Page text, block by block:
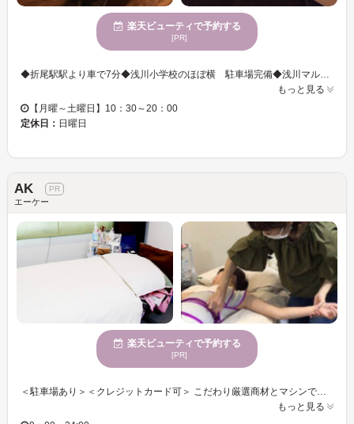
楽天ビューティで予約する
[PR]
◆折尾駅駅より車で7分◆浅川小学校のほぼ横 駐車場完備◆浅川マルショクの真裏◆大人のためのエステサロン『aphrodite』全身リンパケアコースやスリミングコース、お悩み別に選べるフェイシャルケアなど、贅沢なオールハンドのトリートメントを体感できる贅沢なサロンです。完全個室のプライベート空間は、アットホームな雰囲気で、リラックスできる◎上質ケアをプチプライスで、ずっと綺麗のお手伝い♪
もっと見る
【月曜～土曜日】10：30～20：00
定休日： 日曜日
AK
エーケー
楽天ビューティで予約する
[PR]
＜駐車場あり＞＜クレジットカード可＞ こだわり厳選商材とマシンでお客様のキレイをプロデュース♪ 知識・技術共に実力のあるスタッフがお客様を内面的・外面的に全力でサポートします◎ 《フェイシャル コラーゲン生成》心を込めた丁寧な施術で、トラブルのない美肌へ導きます♪ ぜひ＜AK＞で、極上の癒し空間を味わってみませんか・・・♪
もっと見る